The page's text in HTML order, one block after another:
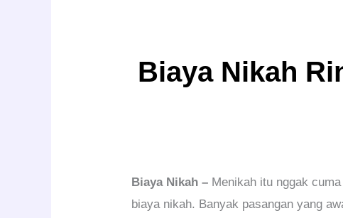
Biaya Nikah
Biaya Nikah – Menikah itu nggak
biaya nikah. Banyak pasangan yang